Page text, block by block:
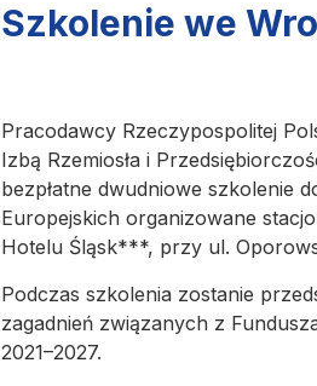
Szkolenie we
Pracodawcy Rzeczypospolitej
Izbą Rzemiosła i
bezpłatne dwudniowe szkolenie
Europejskich organizowane
Hotelu Śląsk***, przy ul.
Podczas szkolenia zostanie
zagadnień związanych z
2021–2027.